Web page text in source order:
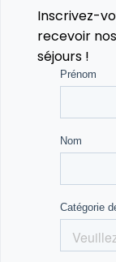
Inscrivez-
recevoir
séjours !